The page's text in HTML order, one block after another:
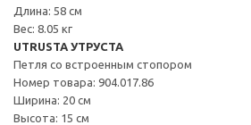
Длина: 58 см
Вес: 8.05 кг
UTRUSTA УТРУСТА
Петля со встроенным стопором
Номер товара: 904.017.86
Ширина: 20 см
Высота: 15 см